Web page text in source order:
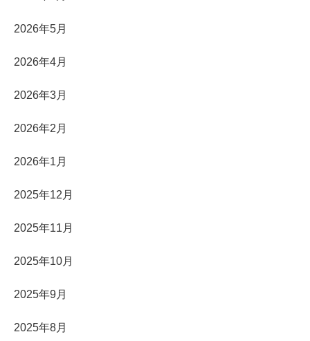
2026年5月
2026年4月
2026年3月
2026年2月
2026年1月
2025年12月
2025年11月
2025年10月
2025年9月
2025年8月